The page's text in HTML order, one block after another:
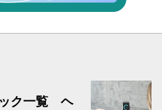
ック一覧 ヘ